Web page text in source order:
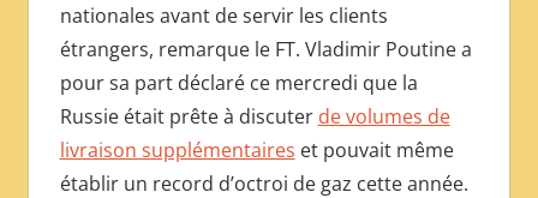
nationales avant de servir les clients
étrangers, remarque le FT. Vladimir Poutine a
pour sa part déclaré ce mercredi que la
Russie était prête à discuter de volumes de
livraison supplémentaires et pouvait même
établir un record d’octroi de gaz cette année.